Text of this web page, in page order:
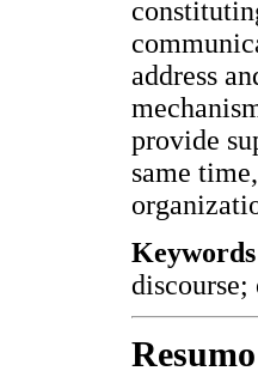
address
provide
same
Keywords
Resumo